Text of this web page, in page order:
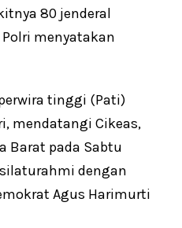
80 jenderal
menyatakan
tinggi (Pati)
mendatangi Cikeas,
Barat pada Sabtu
dengan
Agus Harimurti